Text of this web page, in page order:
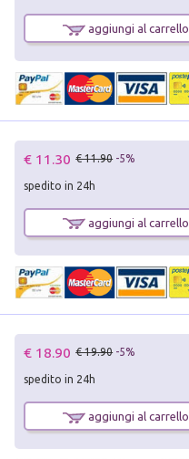
aggiungi al carrello
€ 11.30 € 11.90 -5%
spedito in 24h
aggiungi al carrello
€ 18.90 € 19.90 -5%
spedito in 24h
aggiungi al carrello